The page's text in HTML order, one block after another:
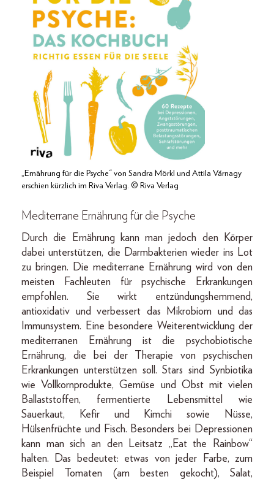
„Ernährung für die Psyche“ von Sandra Mörkl und Attila Várnagy
erschien kürzlich im Riva Verlag. © Riva Verlag
Mediterrane Ernährung für die Psyche
Durch die Ernährung kann man jedoch den Körper
dabei unterstützen, die Darmbakterien wieder ins Lot
zu bringen. Die mediterrane Ernährung wird von den
meisten Fachleuten für psychische Erkrankungen
empfohlen. Sie wirkt entzündungshemmend,
antioxidativ und verbessert das Mikrobiom und das
Immunsystem. Eine besondere Weiterentwicklung der
mediterranen Ernährung ist die psychobiotische
Ernährung, die bei der Therapie von psychischen
Erkrankungen unterstützen soll. Stars sind Synbiotika
wie Vollkornprodukte, Gemüse und Obst mit vielen
Ballaststoffen, fermentierte Lebensmittel wie
Sauerkaut, Kefir und Kimchi sowie Nüsse,
Hülsenfrüchte und Fisch. Besonders bei Depressionen
kann man sich an den Leitsatz „Eat the Rainbow“
halten. Das bedeutet: etwas von jeder Farbe, zum
Beispiel Tomaten (am besten gekocht), Salat,